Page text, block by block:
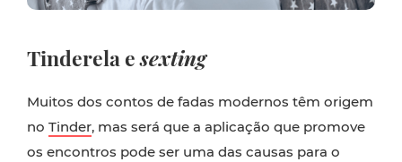
Tinderela esexting
Muitos dos contos de fadas modernos têm origem
no Tinder, mas será que a aplicação que promove
os encontros pode ser uma das causas para o